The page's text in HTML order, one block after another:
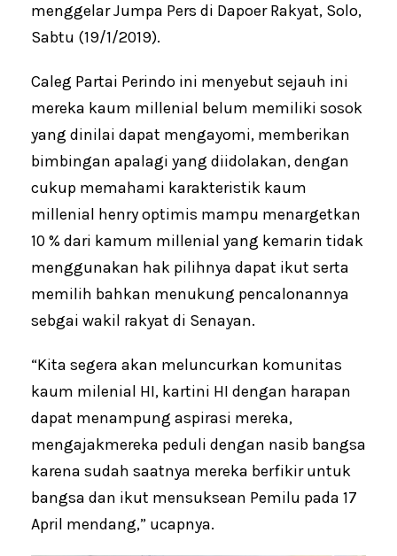
menggelar Jumpa Pers di Dapoer Rakyat, Solo,
Sabtu (19/1/2019).
Caleg Partai Perindo ini menyebut sejauh ini
mereka kaum millenial belum memiliki sosok
yang dinilai dapat mengayomi, memberikan
bimbingan apalagi yang diidolakan, dengan
cukup memahami karakteristik kaum
millenial henry optimis mampu menargetkan
10 % dari kamum millenial yang kemarin tidak
menggunakan hak pilihnya dapat ikut serta
memilih bahkan menukung pencalonannya
sebgai wakil rakyat di Senayan.
“Kita segera akan meluncurkan komunitas
kaum milenial HI, kartini HI dengan harapan
dapat menampung aspirasi mereka,
mengajakmereka peduli dengan nasib bangsa
karena sudah saatnya mereka berfikir untuk
bangsa dan ikut mensuksean Pemilu pada 17
April mendang,” ucapnya.